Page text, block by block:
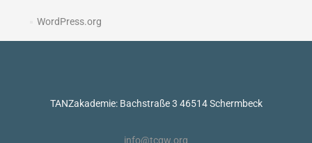
WordPress.org
TANZakademie: Bachstraße 3 46514 Schermbeck
info@tcgw.org